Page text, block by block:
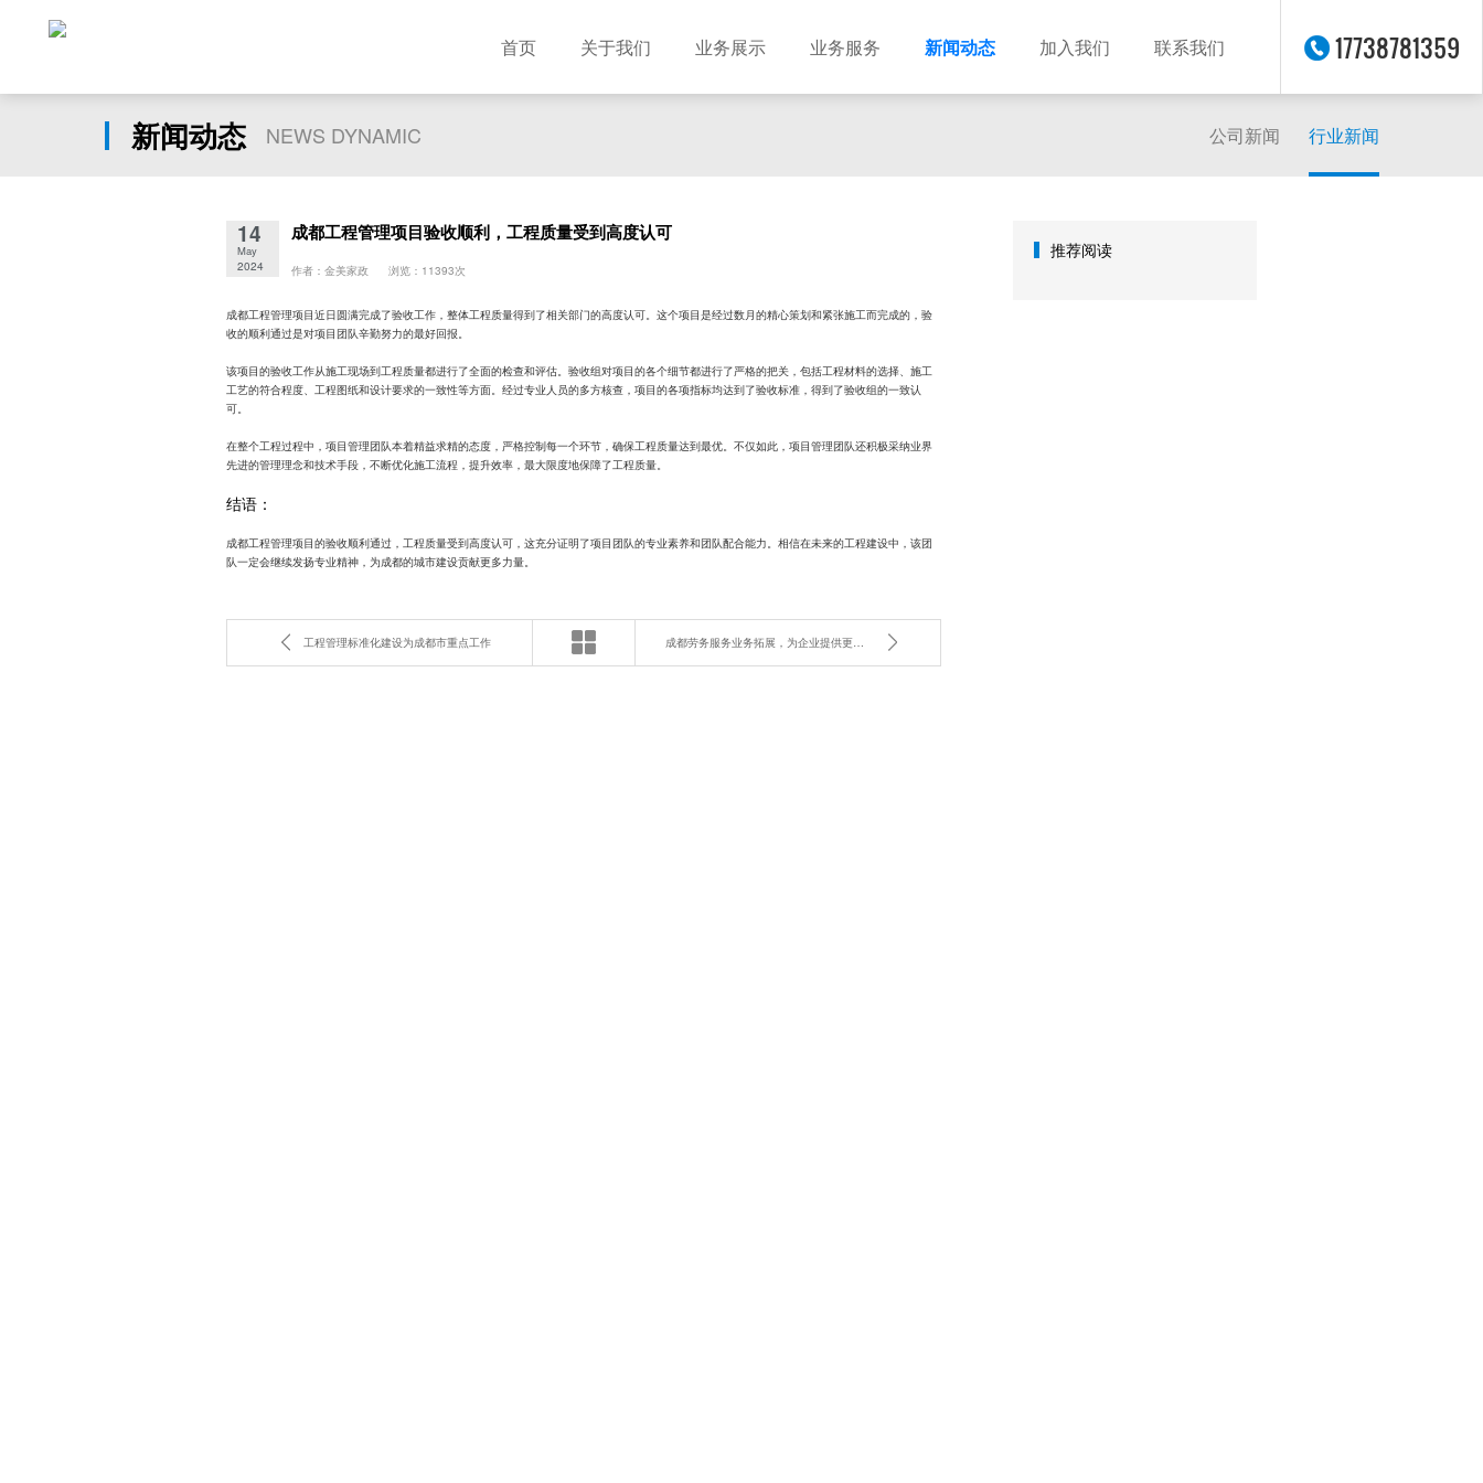
首页 关于我们 业务展示 业务服务 新闻动态 加入我们 联系我们 17738781359
新闻动态 NEWS DYNAMIC 公司新闻 行业新闻
14
May
2024
成都工程管理项目验收顺利，工程质量受到高度认可
作者：金美家政 浏览：11393次
成都工程管理项目近日圆满完成了验收工作，整体工程质量得到了相关部门的高度认可。这个项目是经过数月的精心策划和紧张施工而完成的，验
收的顺利通过是对项目团队辛勤努力的最好回报。
该项目的验收工作从施工现场到工程质量都进行了全面的检查和评估。验收组对项目的各个细节都进行了严格的把关，包括工程材料的选择、施工
工艺的符合程度、工程图纸和设计要求的一致性等方面。经过专业人员的多方核查，项目的各项指标均达到了验收标准，得到了验收组的一致认
可。
在整个工程过程中，项目管理团队本着精益求精的态度，严格控制每一个环节，确保工程质量达到最优。不仅如此，项目管理团队还积极采纳业界
先进的管理理念和技术手段，不断优化施工流程，提升效率，最大限度地保障了工程质量。
结语：
成都工程管理项目的验收顺利通过，工程质量受到高度认可，这充分证明了项目团队的专业素养和团队配合能力。相信在未来的工程建设中，该团
队一定会继续发扬专业精神，为成都的城市建设贡献更多力量。
工程管理标准化建设为成都市重点工作 成都劳务服务业务拓展，为企业提供更多选择
推荐阅读